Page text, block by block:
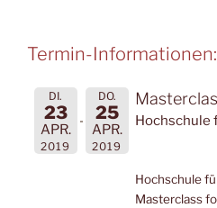
Termin-Informationen:
DI.
23
APR.
2019
DO.
25
APR.
2019
Hochschule
Hochschule
Masterclass